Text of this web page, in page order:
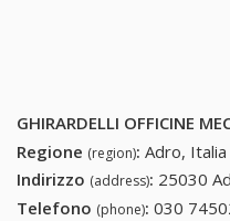
GHIRARDELLI OFFICINE
Regione (region): Adro, Italia
Indirizzo (address): 25030
Telefono (phone): 030